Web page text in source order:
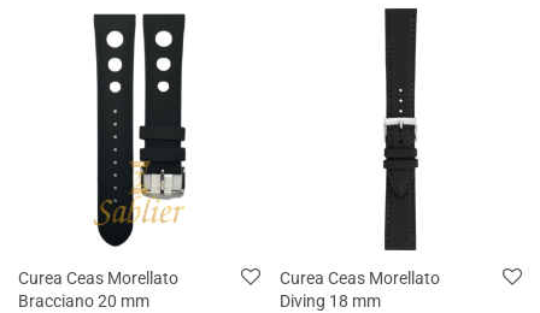
Curea Ceas Morellato
Bracciano 20 mm
Curea Ceas Morellato
Diving 18 mm